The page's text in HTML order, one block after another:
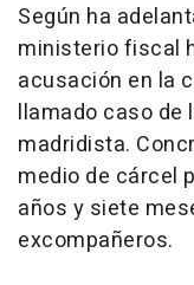
Según ha
ministerio fiscal
acusación en la
llamado caso de
madridista.
medio de cárcel
años y siete
excompañeros.